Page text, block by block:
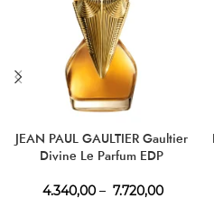
JEAN PAUL GAULTIER Gaultier
Divine Le Parfum EDP
4.340,00 – 7.720,00